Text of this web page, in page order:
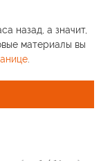
назад, а значит,
материалы вы
.